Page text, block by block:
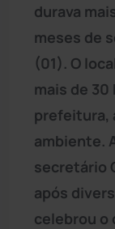
durava
meses de
(01). O
mais de
prefeitura,
ambiente.
secretário
após
celebrou o